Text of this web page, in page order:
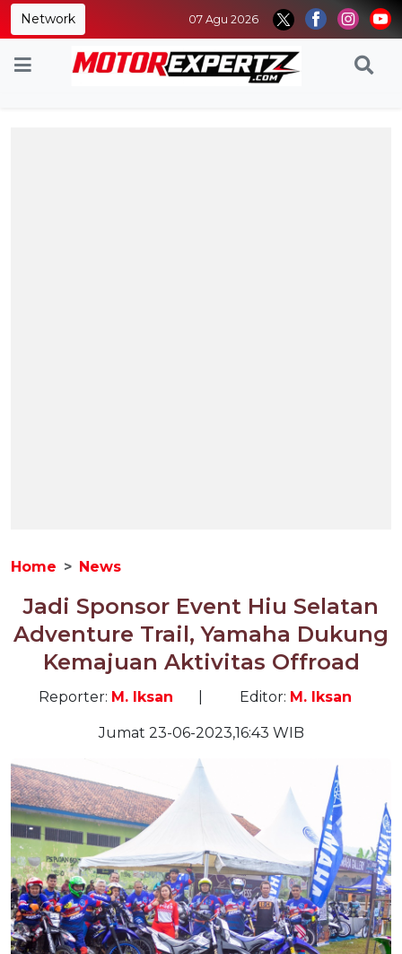
Network 07 Agu 2026
Home News
Jadi Sponsor Event Hiu Selatan
Adventure Trail, Yamaha Dukung
Kemajuan Aktivitas Offroad
Reporter: M. Iksan Editor: M. Iksan
Jumat 23-06-2023,16:43 WIB